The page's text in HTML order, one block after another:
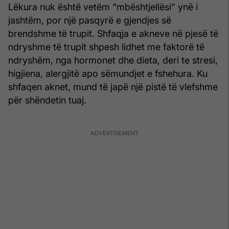
Lëkura nuk është vetëm “mbështjellësi” ynë i
jashtëm, por një pasqyrë e gjendjes së
brendshme të trupit. Shfaqja e akneve në pjesë të
ndryshme të trupit shpesh lidhet me faktorë të
ndryshëm, nga hormonet dhe dieta, deri te stresi,
higjiena, alergjitë apo sëmundjet e fshehura. Ku
shfaqen aknet, mund të japë një pistë të vlefshme
për shëndetin tuaj.